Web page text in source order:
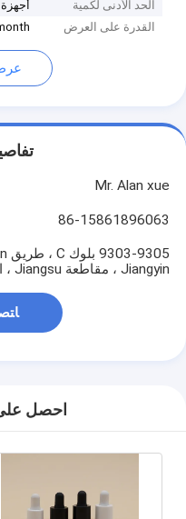
الحد الأدنى لكمية
أجهزة
القدرة على العرض
Mr. Alan xue
86-15861896063
Jiangyin ، مقاطعة Jiangsu ، الصين
احصل